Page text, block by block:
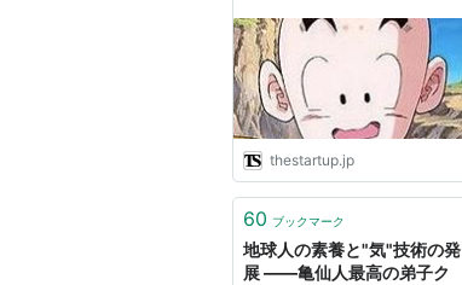
thestartup.jp
60 ブックマーク
地球人の素養と"気"技術の発
展 ――亀仙人最高の弟子ク